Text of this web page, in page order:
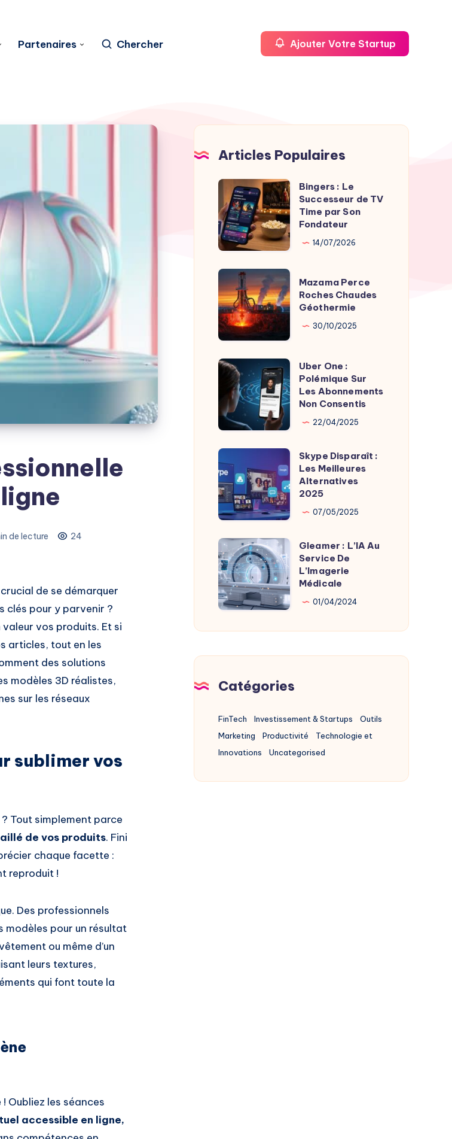
Partenaires Chercher Ajouter Votre Startup
de lecture 24
de se démarquer
clés pour y parvenir ?
vos produits. Et si
articles, tout en les
des solutions
modèles 3D réalistes,
sur les réseaux
sublimer vos
Tout simplement parce
de vos produits. Fini
chaque facette :
reproduit !
Des professionnels
modèles pour un résultat
ou même d’un
leurs textures,
qui font toute la
Oubliez les séances
accessible en ligne,
Articles Populaires
Bingers
Le
Successeur
de
TV
Time
par
Son
Fondateur
Bingers : Le
Successeur de TV
Time par Son
Fondateur
14/07/2026
Mazama
Perce
Roches
Chaudes
Géothermie
Mazama Perce
Roches Chaudes
Géothermie
30/10/2025
Uber
One
Polémique
Sur
Les
Abonnements
Non
Consentis
Uber One :
Polémique Sur
Les Abonnements
Non Consentis
22/04/2025
Skype
Disparaît
:
Les
Meilleures
Alternatives
2025
Skype Disparaît :
Les Meilleures
Alternatives
2025
07/05/2025
Gleamer
:
L’IA
Au
Service
De
Gleamer : L’IA Au
Service De
L’Imagerie
Médicale
01/04/2024
Catégories
FinTech Investissement & Startups
Outils
Marketing
Productivité
Technologie et
Innovations
Uncategorised